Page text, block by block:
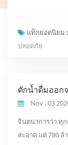
กรองถ่านตัวกรอ
เมมเบรน. เดอะ อิน
แท็กยอดนิยม :
ปลอดภัย
ตักน้ำดื่มออก
Nov , 03
จินตนาการว่า ทุ
สะอาด แต่ 780